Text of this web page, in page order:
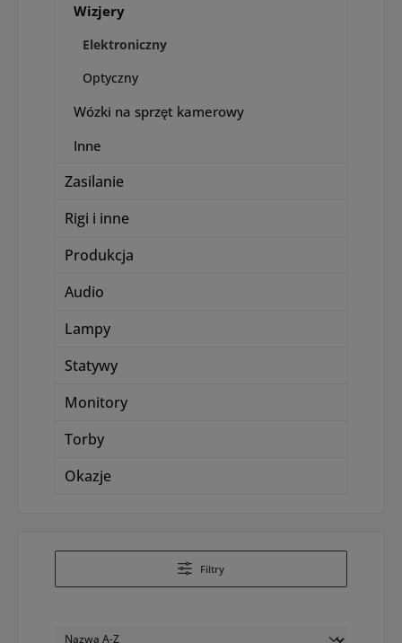
Wizjery
Elektroniczny
Optyczny
Wózki na sprzęt kamerowy
Inne
Zasilanie
Rigi i inne
Produkcja
Audio
Lampy
Statywy
Monitory
Torby
Okazje
Filtry